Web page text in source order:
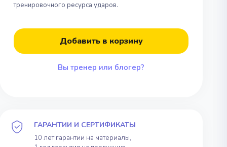
для
Альпинизм и
скалолазание
тренировочного ресурса ударов.
Добавить в корзину
Вы тренер или блогер?
ГАРАНТИИ И СЕРТИФИКАТЫ
10 лет гарантии на материалы,